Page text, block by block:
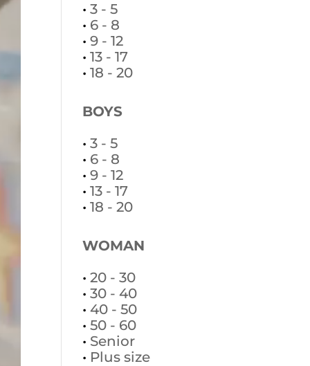
•3 - 5
• 6 - 8
•9 - 12
•13 - 17
•18 - 20
BOYS
•3 - 5
• 6 - 8
•9 - 12
•13 - 17
•18 - 20
WOMAN
•20 - 30
•30 - 40
•40 - 50
•50 - 60
• Senior
• Plus size